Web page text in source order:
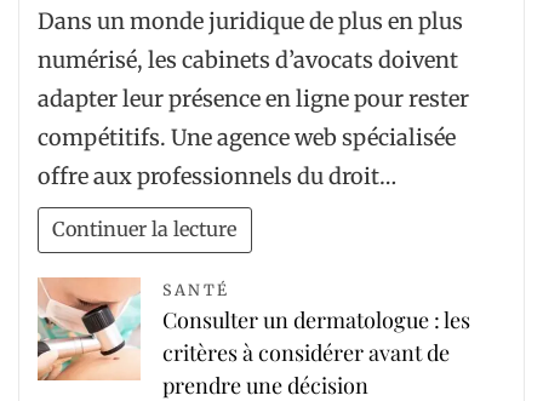
Quel
rôle
une
agence
web
d’avocats
?
Dans un monde juridique de plus en plus
numérisé, les cabinets d’avocats doivent
adapter leur présence en ligne pour rester
compétitifs. Une agence web spécialisée
offre aux professionnels du droit…
Continuer la lecture
SANTÉ
Consulter un dermatologue : les
critères à considérer avant de
prendre une décision